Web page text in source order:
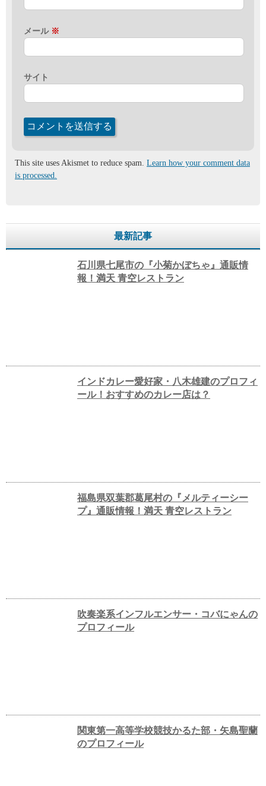
メール ※
サイト
This site uses Akismet to reduce spam. Learn how your comment data
is processed.
最新記事
石川県七尾市の『小菊かぼちゃ』通販情
報！満天 青空レストラン
インドカレー愛好家・八木雄建のプロフィ
ール！おすすめのカレー店は？
福島県双葉郡葛尾村の『メルティーシー
プ』通販情報！満天 青空レストラン
吹奏楽系インフルエンサー・コバにゃんの
プロフィール
関東第一高等学校競技かるた部・矢島聖蘭
のプロフィール